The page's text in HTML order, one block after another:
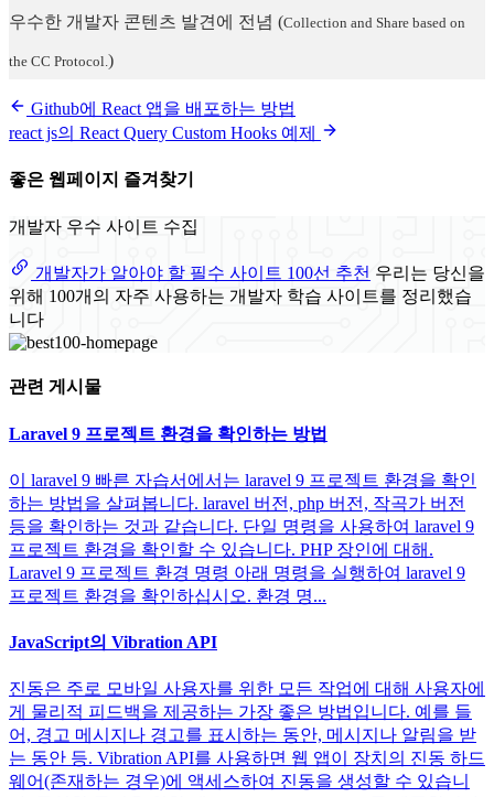
우수한 개발자 콘텐츠 발견에 전념 (Collection and Share based on
the CC Protocol.)
Github에 React 앱을 배포하는 방법
react js의 React Query Custom Hooks 예제
좋은 웹페이지 즐겨찾기
개발자 우수 사이트 수집
개발자가 알아야 할 필수 사이트 100선 추천 우리는 당신을
위해 100개의 자주 사용하는 개발자 학습 사이트를 정리했습
니다
관련 게시물
Laravel 9 프로젝트 환경을 확인하는 방법
이 laravel 9 빠른 자습서에서는 laravel 9 프로젝트 환경을 확인
하는 방법을 살펴봅니다. laravel 버전, php 버전, 작곡가 버전
등을 확인하는 것과 같습니다. 단일 명령을 사용하여 laravel 9
프로젝트 환경을 확인할 수 있습니다. PHP 장인에 대해.
Laravel 9 프로젝트 환경 명령 아래 명령을 실행하여 laravel 9
프로젝트 환경을 확인하십시오. 환경 명...
JavaScript의 Vibration API
진동은 주로 모바일 사용자를 위한 모든 작업에 대해 사용자에
게 물리적 피드백을 제공하는 가장 좋은 방법입니다. 예를 들
어, 경고 메시지나 경고를 표시하는 동안, 메시지나 알림을 받
는 동안 등. Vibration API를 사용하면 웹 앱이 장치의 진동 하드
웨어(존재하는 경우)에 액세스하여 진동을 생성할 수 있습니